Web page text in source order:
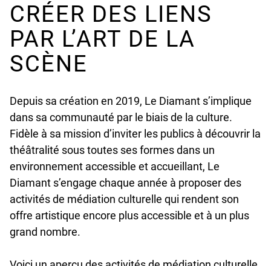
CRÉER DES LIENS
PAR L’ART DE LA
SCÈNE
Depuis sa création en 2019, Le Diamant s’implique
dans sa communauté par le biais de la culture.
Fidèle à sa mission d’inviter les publics à découvrir la
théâtralité sous toutes ses formes dans un
environnement accessible et accueillant, Le
Diamant s’engage chaque année à proposer des
activités de médiation culturelle qui rendent son
offre artistique encore plus accessible et à un plus
grand nombre.